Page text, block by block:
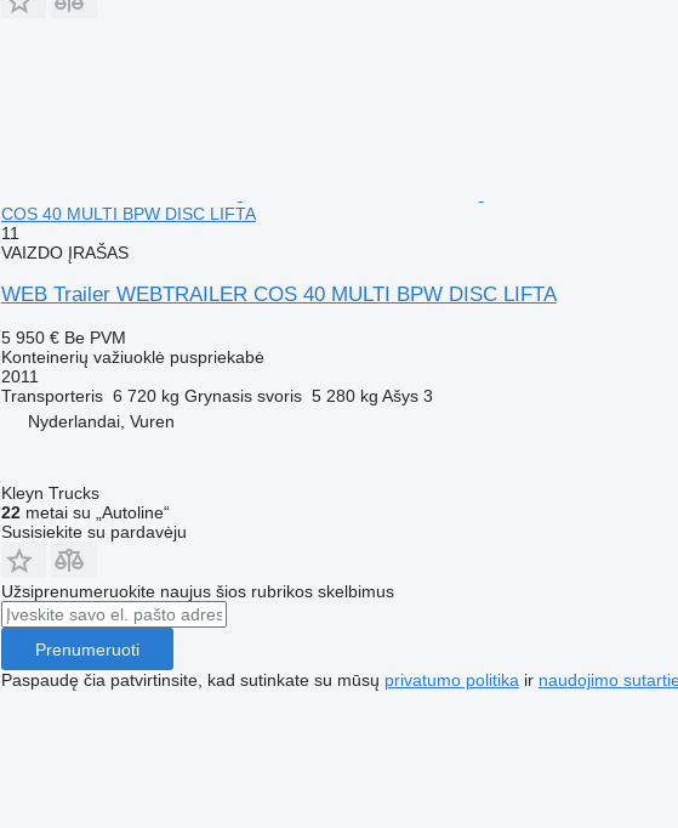
COS 40 MULTI BPW DISC LIFTA
11
VAIZDO ĮRAŠAS
WEB Trailer WEBTRAILER COS 40 MULTI BPW DISC LIFTA
5 950 € Be PVM
Konteinerių važiuoklė puspriekabė
2011
Transporteris 6 720 kg Grynasis svoris 5 280 kg Ašys 3
Nyderlandai, Vuren
Kleyn Trucks
22metai su „Autoline“
Susisiekite su pardavėju
Užsiprenumeruokite naujus šios rubrikos skelbimus
Prenumeruoti
Paspaudę čia patvirtinsite, kad sutinkate su mūsų privatumo politika ir naudojimo